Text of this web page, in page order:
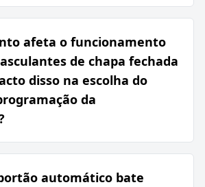
afeta o funcionamento
de chapa fechada
disso na escolha do
da
automático bate